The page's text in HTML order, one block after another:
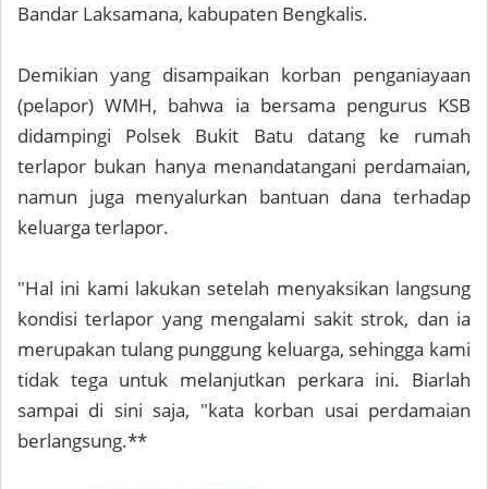
Bandar Laksamana, kabupaten Bengkalis.
Demikian yang disampaikan korban penganiayaan
(pelapor) WMH, bahwa ia bersama pengurus KSB
didampingi Polsek Bukit Batu datang ke rumah
terlapor bukan hanya menandatangani perdamaian,
namun juga menyalurkan bantuan dana terhadap
keluarga terlapor.
"Hal ini kami lakukan setelah menyaksikan langsung
kondisi terlapor yang mengalami sakit strok, dan ia
merupakan tulang punggung keluarga, sehingga kami
tidak tega untuk melanjutkan perkara ini. Biarlah
sampai di sini saja, "kata korban usai perdamaian
berlangsung.**